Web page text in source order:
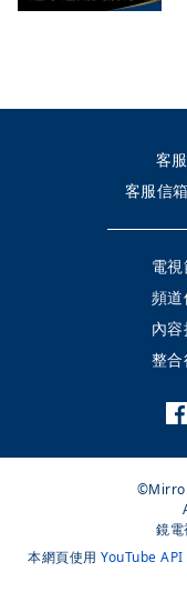
客
客服信
電
頻
內
整
©Mirror
鏡
本網頁使用 YouTube API